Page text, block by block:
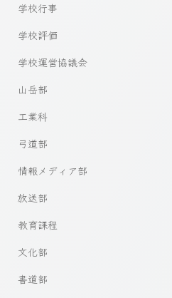
学校行事
学校評価
学校運営協議会
山岳部
工業科
弓道部
情報メディア部
放送部
教育課程
文化部
書道部